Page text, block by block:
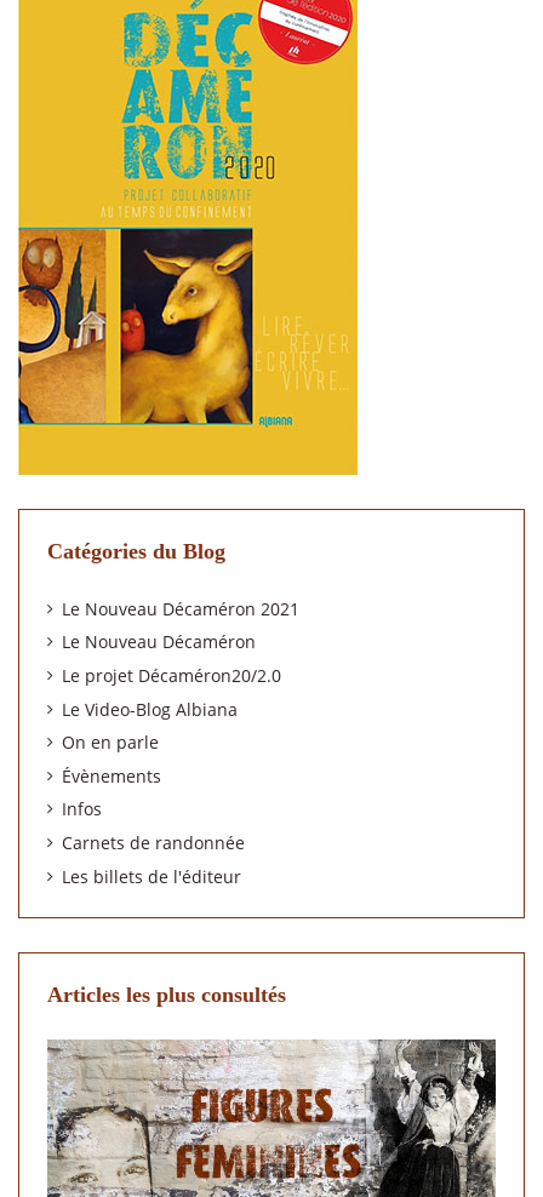
Catégories du Blog
Le Nouveau Décaméron 2021
Le Nouveau Décaméron
Le projet Décaméron20/2.0
Le Video-Blog Albiana
On en parle
Évènements
Infos
Carnets de randonnée
Les billets de l'éditeur
Articles les plus consultés